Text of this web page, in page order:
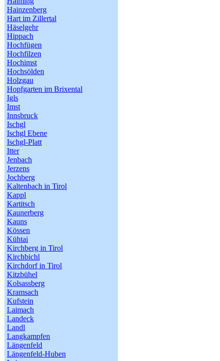
Hainzenberg
Hart im Zillertal
Häselgehr
Hippach
Hochfügen
Hochfilzen
Hochimst
Hochsölden
Holzgau
Hopfgarten im Brixental
Igls
Imst
Innsbruck
Ischgl
Ischgl Ebene
Ischgl-Platt
Itter
Jenbach
Jerzens
Jochberg
Kaltenbach in Tirol
Kappl
Kartitsch
Kaunerberg
Kauns
Kössen
Kühtai
Kirchberg in Tirol
Kirchbichl
Kirchdorf in Tirol
Kitzbühel
Kolsassberg
Kramsach
Kufstein
Laimach
Landeck
Landl
Langkampfen
Längenfeld
Längenfeld-Huben